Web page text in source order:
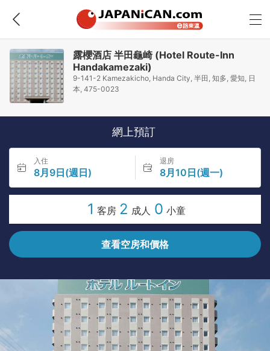
露櫻酒店 半田龜崎 (Hotel Route-Inn
Handakamezaki)
9-141-2 Kamezakicho, Handa City, 半田, 知多, 愛知, 日
本, 475-0023
網上預訂
入住
8月9日(週日)
退房
8月10日(週一)
1 客房 2 成人 0 小童
查看空房和價格